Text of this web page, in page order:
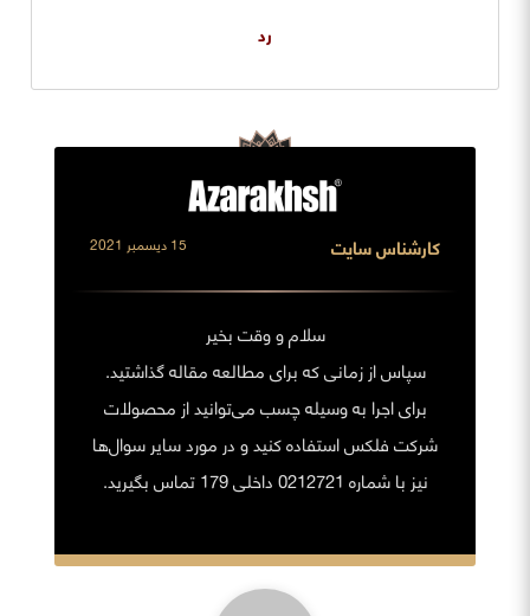
رد
کارشناس سایت 15 ديسمبر 2021
سلام و وقت بخیر
سپاس از زمانی که برای مطالعه مقاله گذاشتید.
برای اجرا به وسیله چسب می‌توانید از محصولات
شرکت فلکس استفاده کنید و در مورد سایر سوال‌ها
نیز با شماره 0212721 داخلی 179 تماس بگیرید.